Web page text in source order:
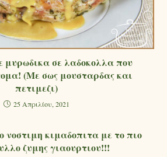
μυρωδικα σε λαδοκολλα που
(Με σως μουσταρδας και
πετιμεζι)
25 Απριλίου, 2021
νοστιμη κιμαδοπιτα με το πιο
ζυμης γιαουρτιου!!!